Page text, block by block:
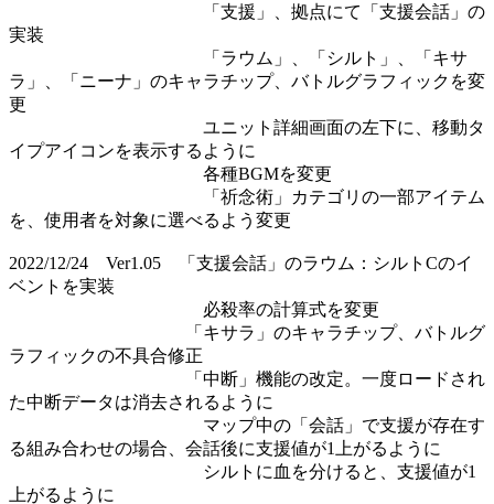
「支援」、拠点にて「支援会話」の
実装
「ラウム」、「シルト」、「キサ
ラ」、「ニーナ」のキャラチップ、バトルグラフィックを変
更
ユニット詳細画面の左下に、移動タ
イプアイコンを表示するように
各種BGMを変更
「祈念術」カテゴリの一部アイテム
を、使用者を対象に選べるよう変更
2022/12/24 Ver1.05 「支援会話」のラウム：シルトCのイ
ベントを実装
必殺率の計算式を変更
「キサラ」のキャラチップ、バトルグ
ラフィックの不具合修正
「中断」機能の改定。一度ロードされ
た中断データは消去されるように
マップ中の「会話」で支援が存在す
る組み合わせの場合、会話後に支援値が1上がるように
シルトに血を分けると、支援値が1
上がるように